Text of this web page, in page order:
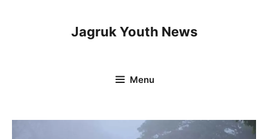
Jagruk Youth News
Menu